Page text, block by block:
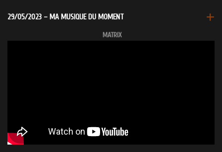
29/05/2023 – MA MUSIQUE DU MOMENT
MATRIX